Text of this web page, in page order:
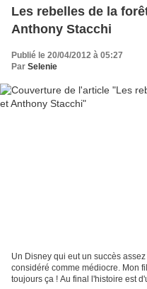
Les rebelles de la
Anthony Stacchi
Publié le 20/04/2012 à 05:27
Par Selenie
Un Disney qui eut un succès
considéré comme médiocre. Mon
toujours ça ! Au final l'histoire est